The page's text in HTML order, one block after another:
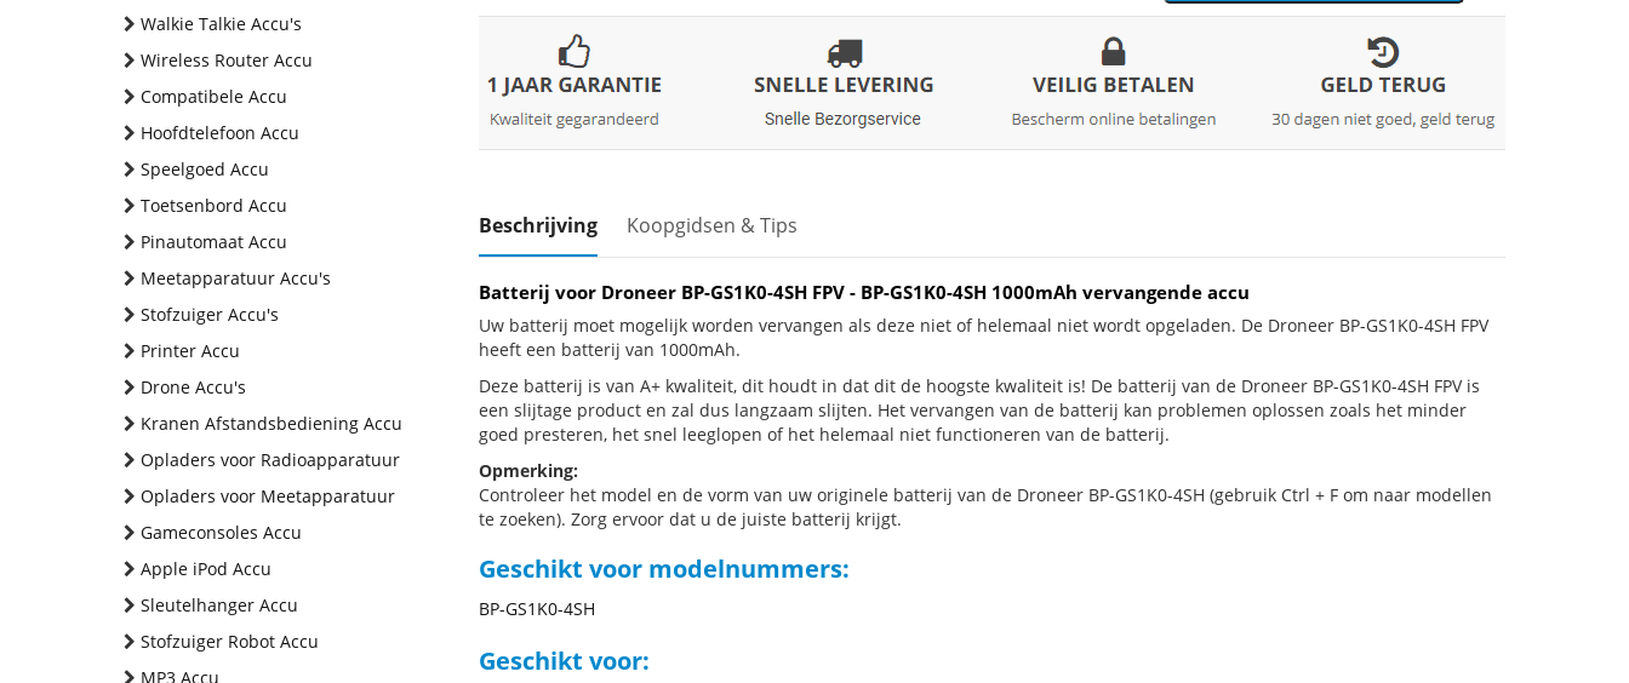
Walkie Talkie Accu's
Wireless Router Accu
Compatibele Accu
Hoofdtelefoon Accu
Speelgoed Accu
Toetsenbord Accu
Pinautomaat Accu
Meetapparatuur Accu's
Stofzuiger Accu's
Printer Accu
Drone Accu's
Kranen Afstandsbediening Accu
Opladers voor Radioapparatuur
Opladers voor Meetapparatuur
Gameconsoles Accu
Apple iPod Accu
Sleutelhanger Accu
Stofzuiger Robot Accu
MP3 Accu
Beschrijving Koopgidsen & Tips
Batterij voor Droneer BP-GS1K0-4SH FPV - BP-GS1K0-4SH 1000mAh vervangende accu
Uw batterij moet mogelijk worden vervangen als deze niet of helemaal niet wordt opgeladen. De Droneer BP-GS1K0-4SH FPV
heeft een batterij van 1000mAh.
Deze batterij is van A+ kwaliteit, dit houdt in dat dit de hoogste kwaliteit is! De batterij van de Droneer BP-GS1K0-4SH FPV is
een slijtage product en zal dus langzaam slijten. Het vervangen van de batterij kan problemen oplossen zoals het minder
goed presteren, het snel leeglopen of het helemaal niet functioneren van de batterij.
Opmerking:
Controleer het model en de vorm van uw originele batterij van de Droneer BP-GS1K0-4SH (gebruik Ctrl + F om naar modellen
te zoeken). Zorg ervoor dat u de juiste batterij krijgt.
Geschikt voor modelnummers:
BP-GS1K0-4SH
Geschikt voor: